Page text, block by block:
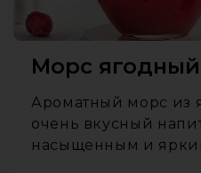
Морс ягодный
Ароматный морс из
очень вкусный
насыщенным и